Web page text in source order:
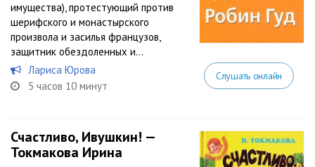
имущества), протестующий против
шерифского и монастырского
произвола и засилья французов,
защитник обездоленных и...
Лариса Юрова
5 часов 10 минут
Слушать онлайн
Счастливо, Ивушкин! —
Токмакова Ирина